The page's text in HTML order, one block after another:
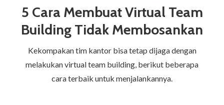
5 Cara Membuat Virtual Team
Building Tidak Membosankan
Kekompakan tim kantor bisa tetap dijaga dengan
melakukan virtual team building, berikut beberapa
cara terbaik untuk menjalankannya.